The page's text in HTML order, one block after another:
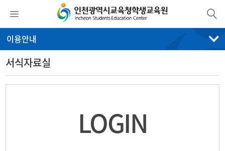
이용안내
서식자료실
LOGIN